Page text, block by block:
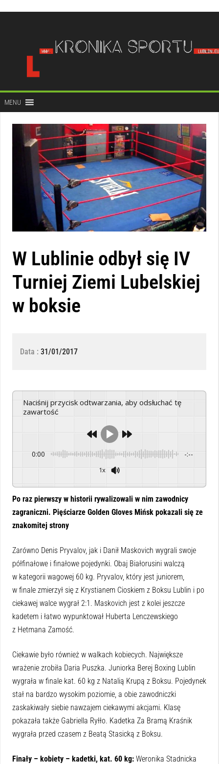
treści
MENU
W Lublinie odbył się IV
Turniej Ziemi Lubelskiej
w boksie
Data : 31/01/2017
Naciśnij przycisk odtwarzania, aby odsłuchać tę
zawartość
0:00 -:--
1x
Po raz pierwszy w historii rywalizowali w nim zawodnicy
zagraniczni. Pięściarze Golden Gloves Mińsk pokazali się ze
znakomitej strony
Zarówno Denis Pryvalov, jak i Danił Maskovich wygrali swoje
półfinałowe i finałowe pojedynki. Obaj Białorusini walczą
w kategorii wagowej 60 kg. Pryvalov, który jest juniorem,
w finale zmierzył się z Krystianem Cioskiem z Boksu Lublin i po
ciekawej walce wygrał 2:1. Maskovich jest z kolei jeszcze
kadetem i łatwo wypunktował Huberta Lenczewskiego
z Hetmana Zamość.
Ciekawie było również w walkach kobiecych. Największe
wrażenie zrobiła Daria Puszka. Juniorka Berej Boxing Lublin
wygrała w finale kat. 60 kg z Natalią Krupą z Boksu. Pojedynek
stał na bardzo wysokim poziomie, a obie zawodniczki
zaskakiwały siebie nawzajem ciekawymi akcjami. Klasę
pokazała także Gabriella Ryłło. Kadetka Za Bramą Kraśnik
wygrała przed czasem z Beatą Stasicką z Boksu.
Finały – kobiety – kadetki, kat. 60 kg: Weronika Stadnicka